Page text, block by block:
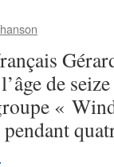
de
«